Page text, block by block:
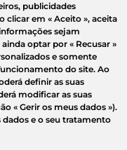
publicidades
clicar em « Aceito », aceita
sejam
ainda optar por « Recusar »
e somente
do site. Ao
definir as suas
modificar as suas
« Gerir os meus dados »).
dados e o seu tratamento